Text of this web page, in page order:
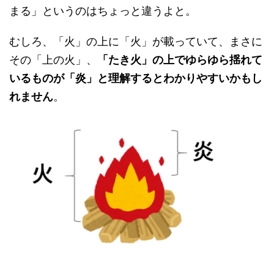
まる」というのはちょっと違うよと。
むしろ、「火」の上に「火」が載っていて、まさに
その「上の火」、
「たき火」の上でゆらゆら揺れて
いるものが「炎」と理解するとわかりやすいかもし
れません。